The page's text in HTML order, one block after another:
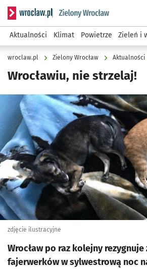
Serwis informacyjny wroclaw.pl
Aktualności Klimat Powietrze Zieleń i
wroclaw.pl Zielony Wrocław Aktualności
Wrocławiu, nie strzelaj!
Kliknij, aby powiększyć
zdjęcie ilustracyjne
Wrocław po raz kolejny rezygnuje
fajerwerków w sylwestrową noc